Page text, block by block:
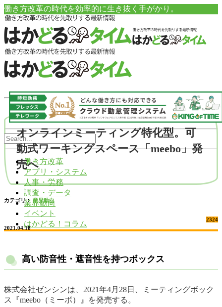
働き方改革の時代を効率的に生き抜く手がかり。
働き方改革
アプリ・システム
人事・労務
調査・データ
業界動向
イベント
はかどる！コラム
オンラインミーティング特化型。可
動式ワーキングスペース「meebo」発
売へ
カテゴリ： 業界動向
2324
2021.04.18
高い防音性・遮音性を持つボックス
株式会社ゼンシンは、2021年4月28日、ミーティングボック
ス『meebo（ミーボ）』を発売する。